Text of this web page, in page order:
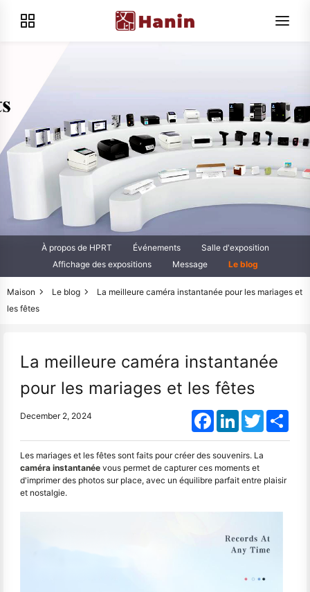
À propos de HPRT Événements
Salle d'exposition
Affichage des expositions
Message Le blog
Maison Le blog
La meilleure caméra instantanée pour les mariages et
les fêtes
La meilleure caméra instantanée
pour les mariages et les fêtes
December 2, 2024 FacebookLinkedInTwitter
Les mariages et les fêtes sont faits pour créer des souvenirs. La
caméra instantanée vous permet de capturer ces moments et
d'imprimer des photos sur place, avec un équilibre parfait entre plaisir
et nostalgie.